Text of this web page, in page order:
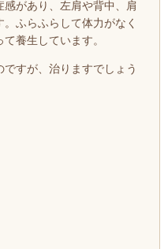
があり、左肩や背中、肩
ふらふらして体力がなく
養生しています。
すが、治りますでしょう